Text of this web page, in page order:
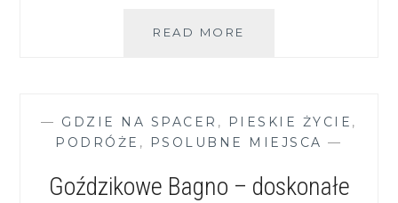
READ MORE
Z
PSEM
— GDZIE NA SPACER , PIESKIE ŻYCIE ,
PODRÓŻE , PSOLUBNE MIEJSCA —
Goździkowe Bagno – doskonałe